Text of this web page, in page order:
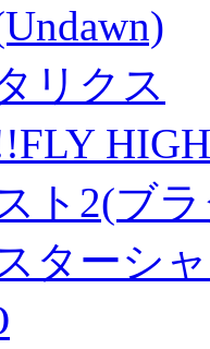
リクス
HIGH
ト2(ブ
ターシ